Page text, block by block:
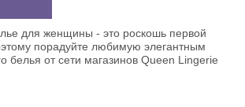
для женщины - это роскошь первой
порадуйте любимую элегантным
белья от сети магазинов Queen Lingerie